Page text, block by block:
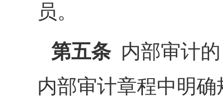
员。
第五条内部审计的
内部审计章程中明确